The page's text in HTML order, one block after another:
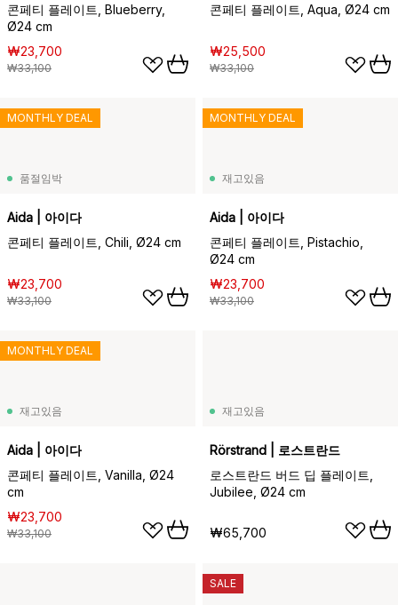
콘페티 플레이트, Blueberry,
Ø24 cm
₩23,700
₩33,100
콘페티 플레이트, Aqua, Ø24 cm
₩25,500
₩33,100
품절임박
Aida | 아이다
콘페티 플레이트, Chili, Ø24 cm
₩23,700
₩33,100
MONTHLY DEAL
재고있음
Aida | 아이다
콘페티 플레이트, Pistachio,
Ø24 cm
₩23,700
₩33,100
MONTHLY DEAL
재고있음
Aida | 아이다
콘페티 플레이트, Vanilla, Ø24
cm
₩23,700
₩33,100
MONTHLY DEAL
재고있음
Rörstrand | 로스트란드
로스트란드 버드 딥 플레이트,
Jubilee, Ø24 cm
₩65,700
SALE